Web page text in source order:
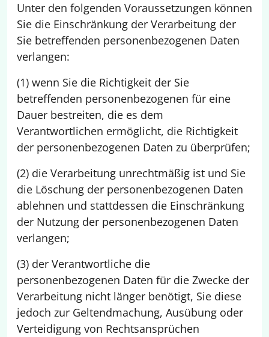
Unter den folgenden Voraussetzungen können
Sie die Einschränkung der Verarbeitung der
Sie betreffenden personenbezogenen Daten
verlangen:
(1) wenn Sie die Richtigkeit der Sie
betreffenden personenbezogenen für eine
Dauer bestreiten, die es dem
Verantwortlichen ermöglicht, die Richtigkeit
der personenbezogenen Daten zu überprüfen;
(2) die Verarbeitung unrechtmäßig ist und Sie
die Löschung der personenbezogenen Daten
ablehnen und stattdessen die Einschränkung
der Nutzung der personenbezogenen Daten
verlangen;
(3) der Verantwortliche die
personenbezogenen Daten für die Zwecke der
Verarbeitung nicht länger benötigt, Sie diese
jedoch zur Geltendmachung, Ausübung oder
Verteidigung von Rechtsansprüchen